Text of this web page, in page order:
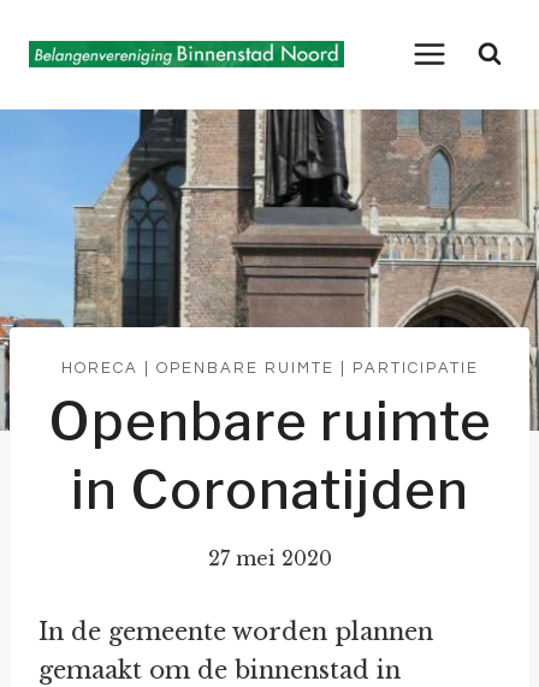
naar
HORECA OPENBARE RUIMTE PARTICIPATIE
Openbare ruimte
in Coronatijden
27 mei 2020
In de gemeente worden plannen
gemaakt om de binnenstad in